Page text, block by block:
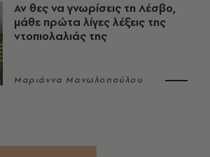
Αν θες να γνωρίσεις τη Λέσβο,
μάθε πρώτα λίγες λέξεις της
ντοπιολαλιάς της
Μαριάννα Μανωλοπούλου